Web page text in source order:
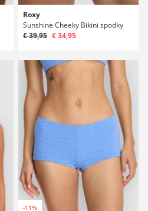
Roxy
Sunshine Cheeky Bikini spodky
€ 39,95 € 34,95
-11%